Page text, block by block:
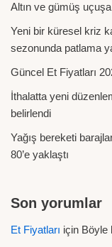
Altın ve gümüş
Yeni bir küresel kriz
sezonunda patlama
Güncel Et Fiyatları
İthalatta yeni
belirlendi
Yağış bereketi
80’e yaklaştı
Son yorumlar
Et Fiyatları için Böyle